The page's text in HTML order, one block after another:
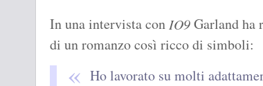
In una intervista conIO9Garland ha
di un romanzo così ricco di simboli:
Ho lavorato su molti